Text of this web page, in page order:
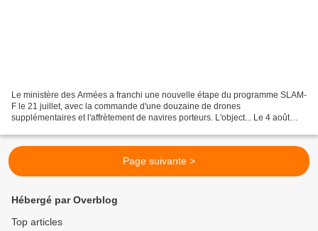
Le ministère des Armées a franchi une nouvelle étape du programme SLAM-
F le 21 juillet, avec la commande d'une douzaine de drones
supplémentaires et l'affrètement de navires porteurs. L'object... Le 4 août
Page suivante >
Hébergé par Overblog
Top articles